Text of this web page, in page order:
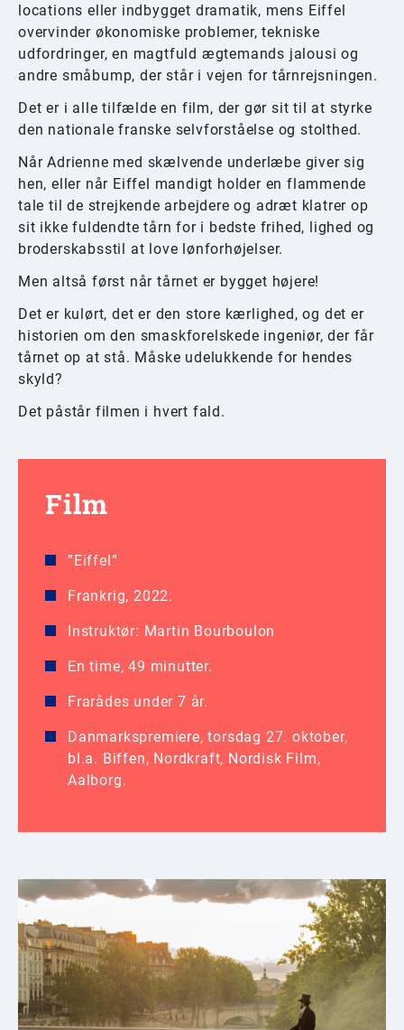
locations eller indbygget dramatik, mens Eiffel
overvinder økonomiske problemer, tekniske
udfordringer, en magtfuld ægtemands jalousi og
andre småbump, der står i vejen for tårnrejsningen.
Det er i alle tilfælde en film, der gør sit til at styrke
den nationale franske selvforståelse og stolthed.
Når Adrienne med skælvende underlæbe giver sig
hen, eller når Eiffel mandigt holder en flammende
tale til de strejkende arbejdere og adræt klatrer op
sit ikke fuldendte tårn for i bedste frihed, lighed og
broderskabsstil at love lønforhøjelser.
Men altså først når tårnet er bygget højere!
Det er kulørt, det er den store kærlighed, og det er
historien om den smaskforelskede ingeniør, der får
tårnet op at stå. Måske udelukkende for hendes
skyld?
Det påstår filmen i hvert fald.
Film
”Eiffel”
Frankrig, 2022.
Instruktør: Martin Bourboulon
En time, 49 minutter.
Frarådes under 7 år.
Danmarkspremiere, torsdag 27. oktober,
bl.a. Biffen, Nordkraft, Nordisk Film,
Aalborg.